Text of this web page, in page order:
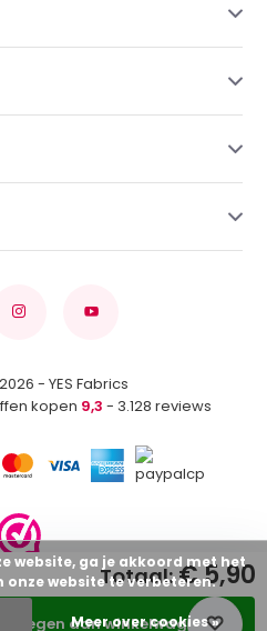
aan winkelwagen
Totaal:€ 5,90
- YES Fabrics
kopen 9,3 - 3.128 reviews
website, ga je akkoord met het
website te verbeteren.
Meer over cookies »